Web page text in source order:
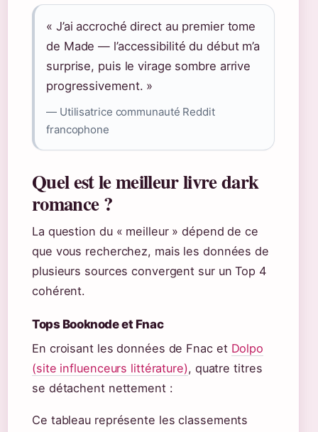
« J’ai accroché direct au premier tome
de Made — l’accessibilité du début m’a
surprise, puis le virage sombre arrive
progressivement. »
— Utilisatrice communauté Reddit
francophone
Quel est le meilleur livre dark
romance ?
La question du « meilleur » dépend de ce
que vous recherchez, mais les données de
plusieurs sources convergent sur un Top 4
cohérent.
Tops Booknode et Fnac
En croisant les données de Fnac et Dolpo
(site influenceurs littérature), quatre titres
se détachent nettement :
Ce tableau représente les classements